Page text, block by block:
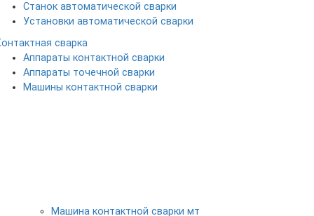
Станок автоматической сварки
Установки автоматической сварки
сварка
Аппараты контактной сварки
Аппараты точечной сварки
Машины контактной сварки
Машина контактной сварки мт